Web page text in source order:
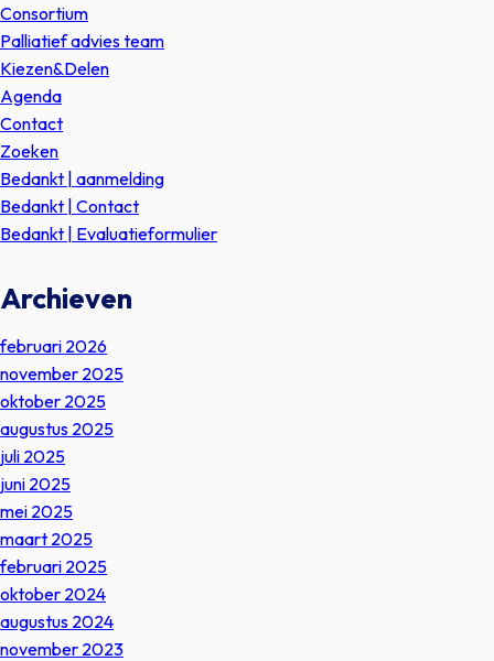
Consortium
Palliatief advies team
Kiezen&Delen
Agenda
Contact
Zoeken
Bedankt | aanmelding
Bedankt | Contact
Bedankt | Evaluatieformulier
Archieven
februari 2026
november 2025
oktober 2025
augustus 2025
juli 2025
juni 2025
mei 2025
maart 2025
februari 2025
oktober 2024
augustus 2024
november 2023